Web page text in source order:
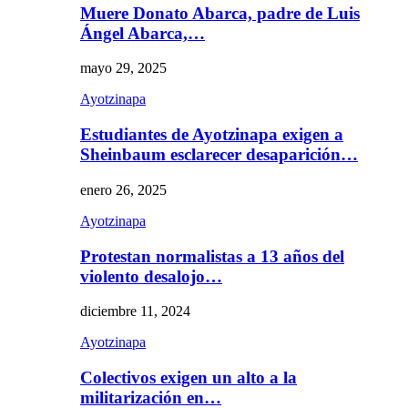
Muere Donato Abarca, padre de Luis
Ángel Abarca,…
mayo 29, 2025
Ayotzinapa
Estudiantes de Ayotzinapa exigen a
Sheinbaum esclarecer desaparición…
enero 26, 2025
Ayotzinapa
Protestan normalistas a 13 años del
violento desalojo…
diciembre 11, 2024
Ayotzinapa
Colectivos exigen un alto a la
militarización en…